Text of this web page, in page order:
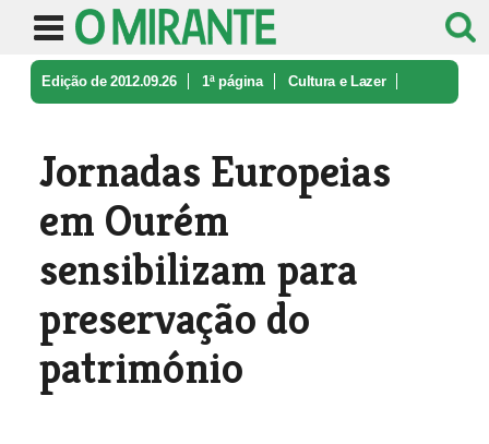
Edição de 2012.09.26 1ª página Cultura e Lazer
Jornadas Europeias
em Ourém
sensibilizam para
preservação do
património